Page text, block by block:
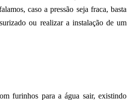
caso a pressão seja fraca, basta
ou realizar a instalação de um
furinhos para a água sair, existindo